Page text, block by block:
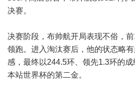
决赛。
决赛阶段，布帅航开局表现不俗，
领跑。进入淘汰赛后，他的状态略
感，最终以244.5环、领先1.3环的
本站世界杯的第二金。